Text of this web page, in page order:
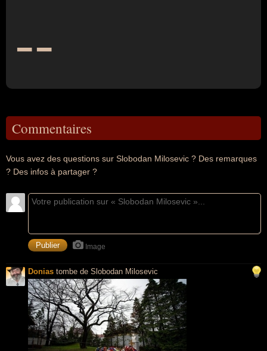
--
Commentaires
Vous avez des questions sur Slobodan Milosevic ? Des remarques
? Des infos à partager ?
Image
Donias tombe de Slobodan Milosevic